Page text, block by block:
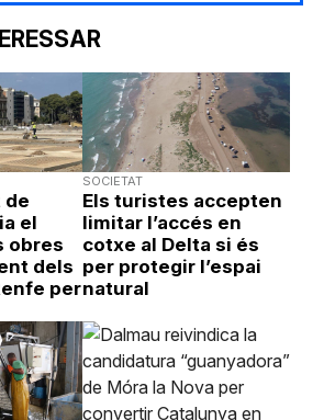
de
el
obres
dels
per
SOCIETAT
Els turistes accepten
limitar l’accés en
cotxe al Delta si és
per protegir l’espai
natural